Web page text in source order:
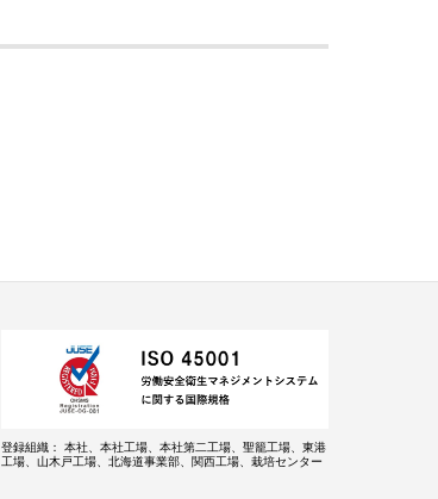
登録組織：
本社、本社工場、本社第二工場、聖籠工場、東港
工場、山木戸工場、北海道事業部、関西工場、栽培センター